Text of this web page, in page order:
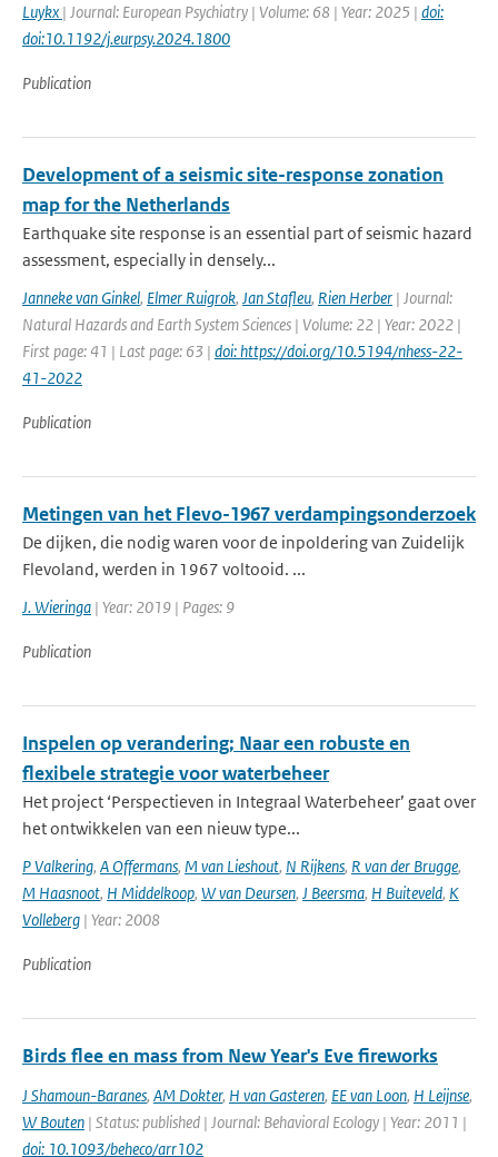
Luykx | Journal: European Psychiatry | Volume: 68 | Year: 2025 | doi:
doi:10.1192/j.eurpsy.2024.1800
Publication
Development of a seismic site-response zonation
map for the Netherlands
Earthquake site response is an essential part of seismic hazard
assessment, especially in densely...
Janneke van Ginkel, Elmer Ruigrok, Jan Stafleu, Rien Herber | Journal:
Natural Hazards and Earth System Sciences | Volume: 22 | Year: 2022 |
First page: 41 | Last page: 63 | doi: https://doi.org/10.5194/nhess-22-
41-2022
Publication
Metingen van het Flevo-1967 verdampingsonderzoek
De dijken, die nodig waren voor de inpoldering van Zuidelijk
Flevoland, werden in 1967 voltooid. ...
J. Wieringa | Year: 2019 | Pages: 9
Publication
Inspelen op verandering; Naar een robuste en
flexibele strategie voor waterbeheer
Het project ‘Perspectieven in Integraal Waterbeheer’ gaat over
het ontwikkelen van een nieuw type...
P Valkering, A Offermans, M van Lieshout, N Rijkens, R van der Brugge,
M Haasnoot, H Middelkoop, W van Deursen, J Beersma, H Buiteveld, K
Volleberg | Year: 2008
Publication
Birds flee en mass from New Year's Eve fireworks
J Shamoun-Baranes, AM Dokter, H van Gasteren, EE van Loon, H Leijnse,
W Bouten | Status: published | Journal: Behavioral Ecology | Year: 2011 |
doi: 10.1093/beheco/arr102